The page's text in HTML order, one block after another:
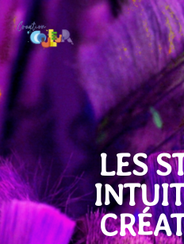
LES